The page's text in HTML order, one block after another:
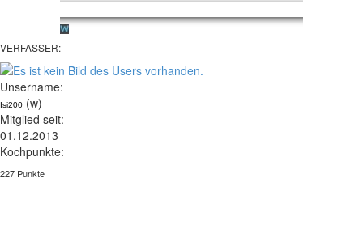
VERFASSER:
Unsername:
Isi200 (w)
Mitglied seit:
01.12.2013
Kochpunkte:
227 Punkte